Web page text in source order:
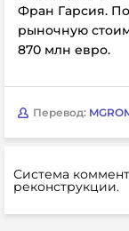
Фран Гарсия.
рыночную
870 млн евро.
Перевод:
Система
реконструкции.